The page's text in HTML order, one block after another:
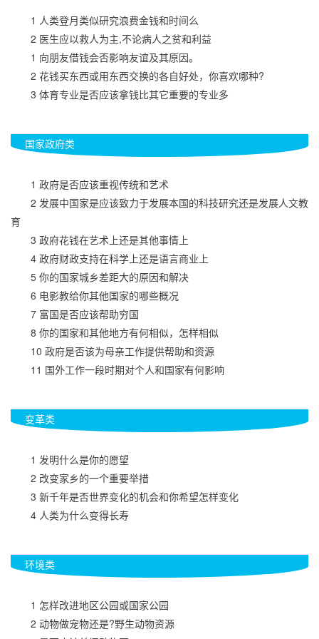
1 人类登月类似研究浪费金钱和时间么
2 医生应以救人为主,不论病人之贫和利益
1 向朋友借钱会否影响友谊及其原因。
2 花钱买东西或用东西交换的各自好处，你喜欢哪种?
3 体育专业是否应该拿钱比其它重要的专业多
国家政府类
1 政府是否应该重视传统和艺术
2 发展中国家是应该致力于发展本国的科技研究还是发展人文教
育
3 政府花钱在艺术上还是其他事情上
4 政府财政支持在科学上还是语言商业上
5 你的国家城乡差距大的原因和解决
6 电影教给你其他国家的哪些概况
7 富国是否应该帮助穷国
8 你的国家和其他地方有何相似，怎样相似
10 政府是否该为母亲工作提供帮助和资源
11 国外工作一段时期对个人和国家有何影响
变革类
1 发明什么是你的愿望
2 改变家乡的一个重要举措
3 新千年是否世界变化的机会和你希望怎样变化
4 人类为什么变得长寿
环境类
1 怎样改进地区公园或国家公园
2 动物做宠物还是?野生动物资源